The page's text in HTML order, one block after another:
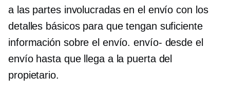
a las partes involucradas en el envío con los
detalles básicos para que tengan suficiente
información sobre el envío.envío- desde el
envío hasta que llega a la puerta del
propietario.